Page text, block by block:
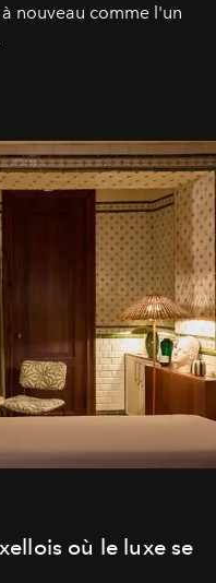
nouveau comme l'un
où le luxe se